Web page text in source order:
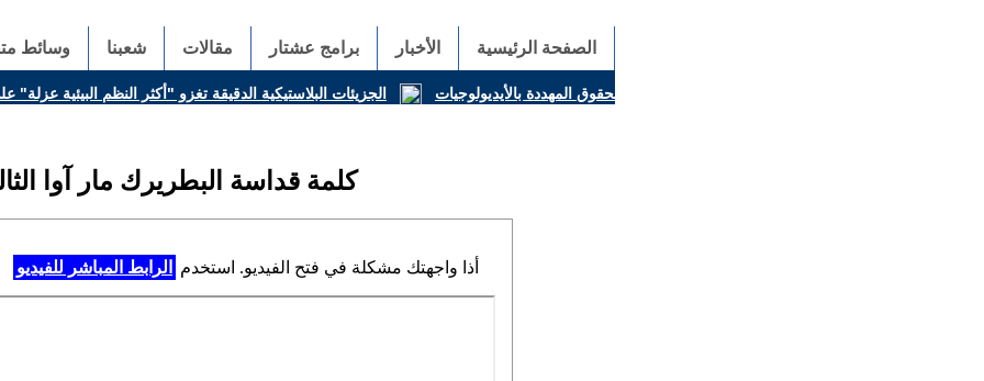
الصفحة الرئيسية الأخبار برامج عشتار مقالات شعبنا وسائط
بارولين: إنَّ الحوار يُستبدل اليوم بالقوة، ويجب حماية الحقوق المهددة بالأيديولوجيات الجزيئات البلاستيكية الدقيقة تغزو "أكثر النظم البيئية
كلمة قداسة البطريرك مار آوا
أذا واجهتك مشكلة في فتح الفيديو. استخدم الرابط المباشر للفيديو